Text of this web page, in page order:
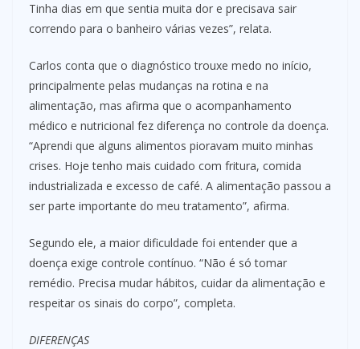
Tinha dias em que sentia muita dor e precisava sair
correndo para o banheiro várias vezes”, relata.
Carlos conta que o diagnóstico trouxe medo no início,
principalmente pelas mudanças na rotina e na
alimentação, mas afirma que o acompanhamento
médico e nutricional fez diferença no controle da doença.
“Aprendi que alguns alimentos pioravam muito minhas
crises. Hoje tenho mais cuidado com fritura, comida
industrializada e excesso de café. A alimentação passou a
ser parte importante do meu tratamento”, afirma.
Segundo ele, a maior dificuldade foi entender que a
doença exige controle contínuo. “Não é só tomar
remédio. Precisa mudar hábitos, cuidar da alimentação e
respeitar os sinais do corpo”, completa.
DIFERENÇAS